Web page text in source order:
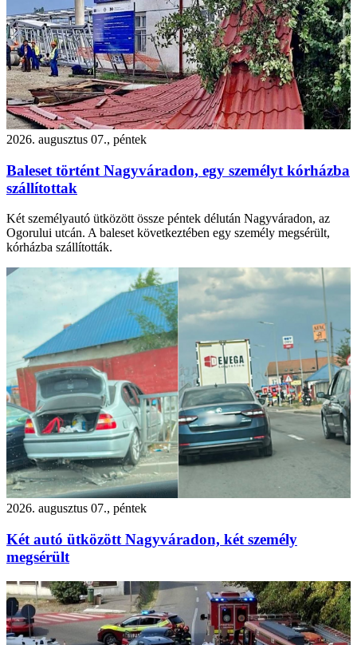
2026. augusztus 07., péntek
Baleset történt Nagyváradon, egy személyt kórházba
szállítottak
Két személyautó ütközött össze péntek délután Nagyváradon, az
Ogorului utcán. A baleset következtében egy személy megsérült,
kórházba szállították.
2026. augusztus 07., péntek
Két autó ütközött Nagyváradon, két személy
megsérült